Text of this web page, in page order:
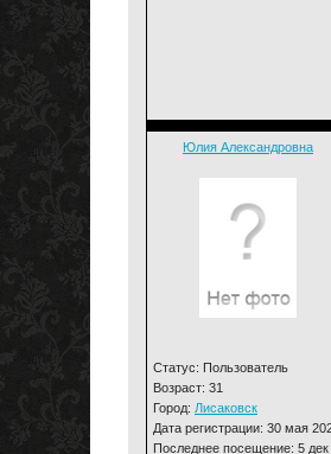
Юлия Александровна
Статус: Пользователь
Возраст: 31
Город: Лисаковск
Дата регистрации: 30 мая
Последнее посещение: 5 дек